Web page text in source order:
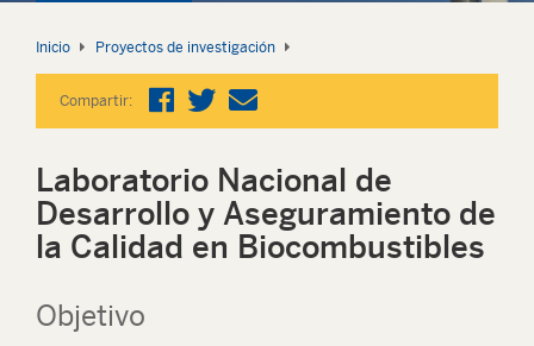
Inicio Proyectos de investigación
Compartir:
Laboratorio Nacional de
Desarrollo y Aseguramiento de
la Calidad en Biocombustibles
Objetivo